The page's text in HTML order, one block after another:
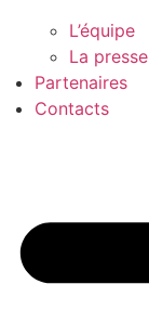
L’équipe
La presse
Partenaires
Contacts